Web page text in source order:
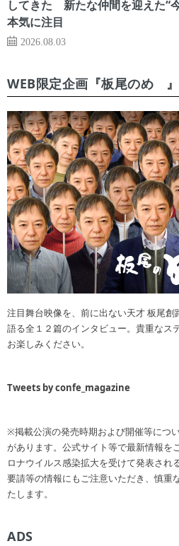
してきた 新たな仲間を迎えた“
本気に注目
2026.08.03
WEB限定企画『板尾のめ゙
注目舞台映像を、前に出ない天才 板尾
語る全１２篇のインタビュー。貴重なス
お楽しみください。
Tweets by confe_magazine
※掲載公演の発売時期および開催等につ
があります。公式サイト等で最新情報を
ロナウイルス感染拡大を受けて発表され
要請等の情報にもご注意いただき、慎重
たします。
ADS